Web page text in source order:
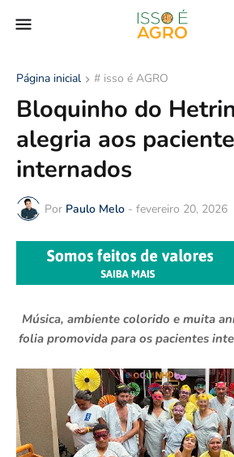
Página inicial # isso é AGRO
Bloquinho do
alegria aos
internados
Por Paulo Melo - fevereiro 20, 2026
Música, ambiente colorido e muita
folia promovida para os pacientes